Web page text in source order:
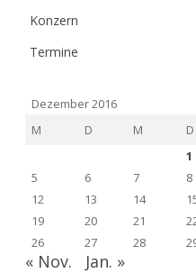
Konzern
Termine
Dezember 2016
M
D M D
1
5
6 7 8
12
13 14
19
20 21
26
27 28
« Nov. Jan. »